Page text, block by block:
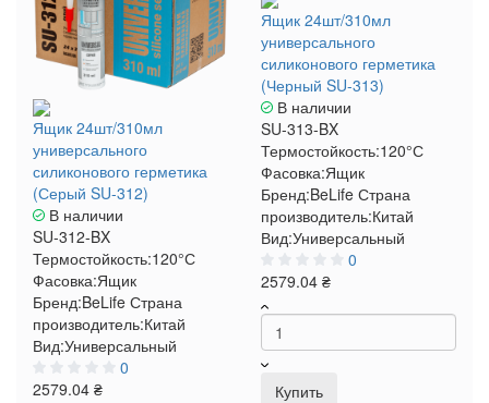
Ящик 24шт/310мл
универсального
силиконового герметика
(Серый SU-312)
В наличии
SU-312-BX
Термостойкость:120°С
Фасовка:Ящик
Бренд:BeLife Страна
производитель:Китай
Вид:Универсальный
0
2579.04 ₴
Ящик 24шт/310мл
универсального
силиконового герметика
(Черный SU-313)
В наличии
SU-313-BX
Термостойкость:120°С
Фасовка:Ящик
Бренд:BeLife Страна
производитель:Китай
Вид:Универсальный
0
2579.04 ₴
Купить